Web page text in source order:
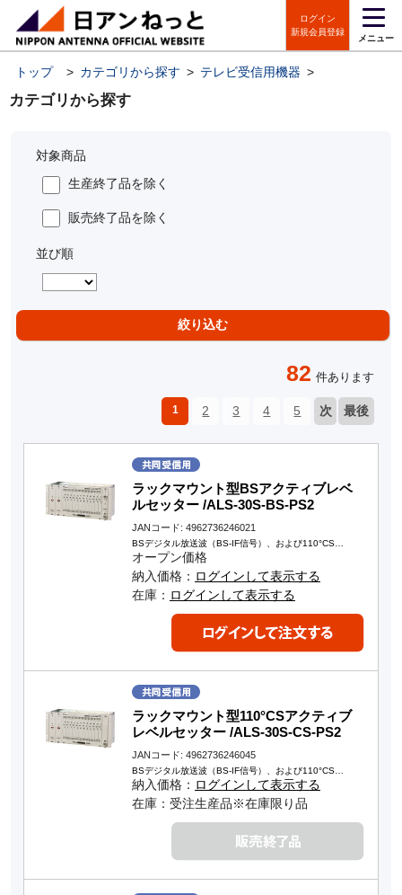
ログイン
新規会員登録
メニュー
カテゴリから探す
トップ > カテゴリから探す > テレビ受信用機器 >
対象商品
生産終了品を除く
販売終了品を除く
並び順
82 件あります
1 2 3 4 5 次 最後
ラックマウント型BSアクティブレベ
ルセッター /ALS-30S-BS-PS2
JANコード: 4962736246021
BSデジタル放送波（BS-IF信号）、および110°CS…
オープン価格
納入価格： ログインして表示する
在庫： ログインして表示する
ラックマウント型110°CSアクティブ
レベルセッター /ALS-30S-CS-PS2
JANコード: 4962736246045
BSデジタル放送波（BS-IF信号）、および110°CS…
納入価格： ログインして表示する
在庫：受注生産品※在庫限り品